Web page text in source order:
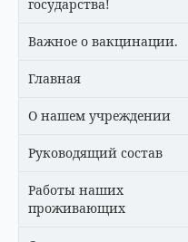
государства!
Важное о вакцинации.
Главная
О нашем учреждении
Руководящий состав
Работы наших
проживающих